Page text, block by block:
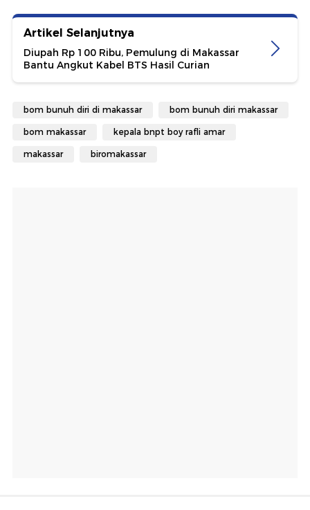
Artikel Selanjutnya
Diupah Rp 100 Ribu, Pemulung di Makassar
Bantu Angkut Kabel BTS Hasil Curian
bom bunuh diri di makassar bom bunuh diri makassar
bom makassar kepala bnpt boy rafli amar
makassar biromakassar